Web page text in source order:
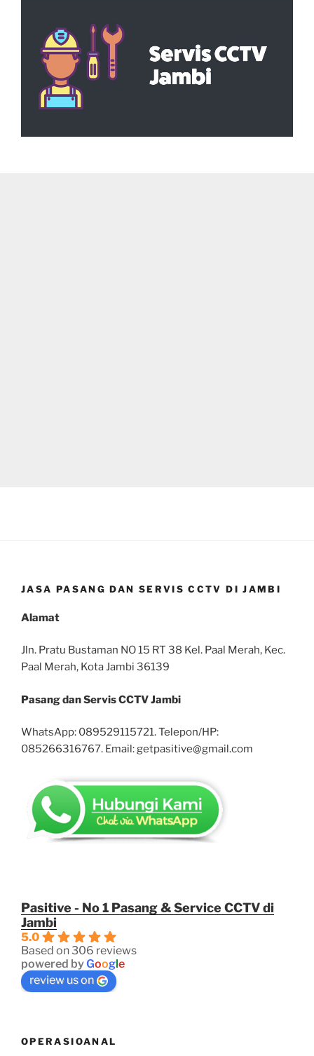
JASA PASANG DAN SERVIS CCTV DI JAMBI
Alamat
Jln. Pratu Bustaman NO 15 RT 38 Kel. Paal Merah, Kec.
Paal Merah, Kota Jambi 36139
Pasang dan Servis CCTV Jambi
WhatsApp: 089529115721. Telepon/HP:
085266316767. Email: getpasitive@gmail.com
Pasitive - No 1 Pasang & Service CCTV di
Jambi
5.0
Based on 306 reviews
powered byGoogle
review us on
OPERASIOANAL